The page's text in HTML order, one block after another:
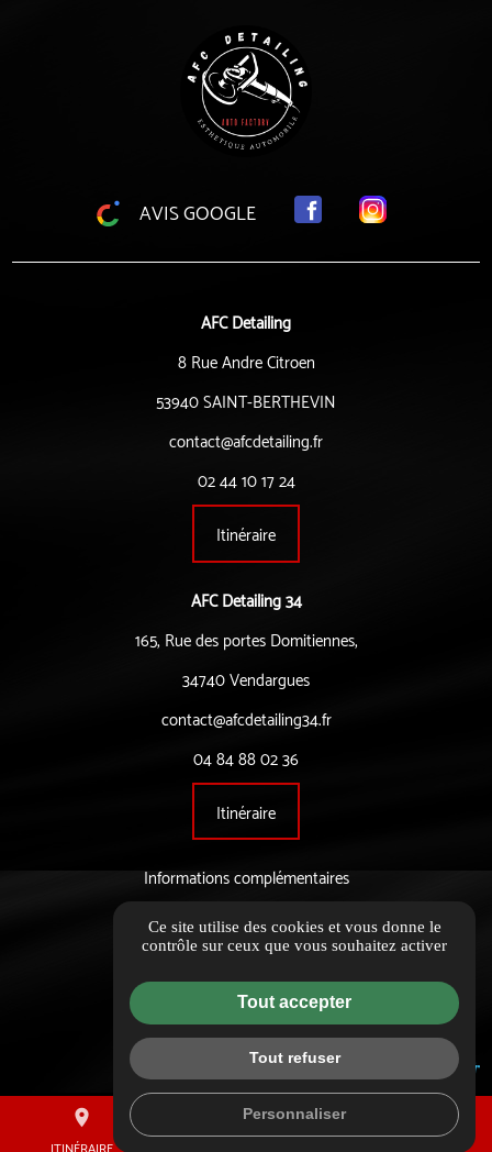
place
ITINÉRAIRE
mail
AVIS GOOGLE
AFC Detailing
8 Rue Andre Citroen
53940 SAINT-BERTHEVIN
contact@afcdetailing.fr
02 44 10 17 24
Itinéraire
AFC Detailing 34
165, Rue des portes Domitiennes,
34740 Vendargues
contact@afcdetailing34.fr
04 84 88 02 36
Itinéraire
Informations complémentaires
Mentions légales
Politique de confidentialité
Flux RSS
Gestion des cookies
Ce site utilise des cookies et vous donne le
contrôle sur ceux que vous souhaitez activer
Tout accepter
Tout refuser
Personnaliser